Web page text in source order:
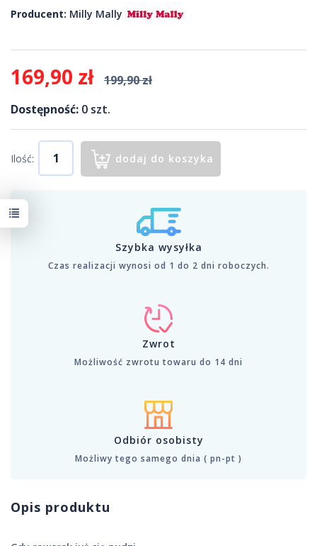
Producent: Milly Mally
169,90 zł
199,90 zł
Dostępność: 0 szt.
Ilość: dodaj do koszyka
Szybka wysyłka
Czas realizacji wynosi od 1 do 2 dni roboczych.
Zwrot
Możliwość zwrotu towaru do 14 dni
Odbiór osobisty
Możliwy tego samego dnia ( pn-pt )
Opis produktu